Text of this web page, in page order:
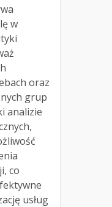
w
oraz
grup
analizie
co
usług